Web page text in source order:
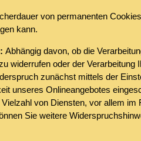
von permanenten
kann.
Abhängig davon, ob die
widerrufen oder der
zunächst mittels der
unseres Onlineangebotes
von Diensten, vor allem im
Sie weitere